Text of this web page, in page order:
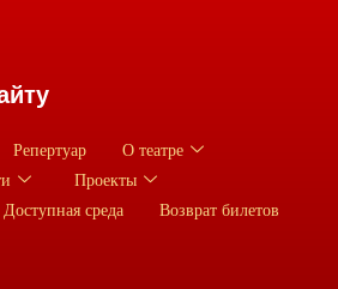
Репертуар
О театре
Проекты
Доступная среда
Возврат билетов